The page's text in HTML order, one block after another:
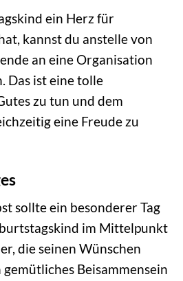
ein Herz für
kannst du anstelle von
an eine Organisation
Das ist eine tolle
zu tun und dem
eine Freude zu
sollte ein besonderer Tag
im Mittelpunkt
die seinen Wünschen
Beisammensein